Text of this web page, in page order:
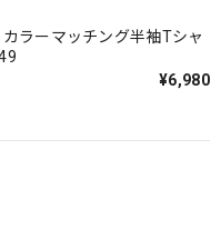
ラーマッチング半袖Tシャ
¥6,980